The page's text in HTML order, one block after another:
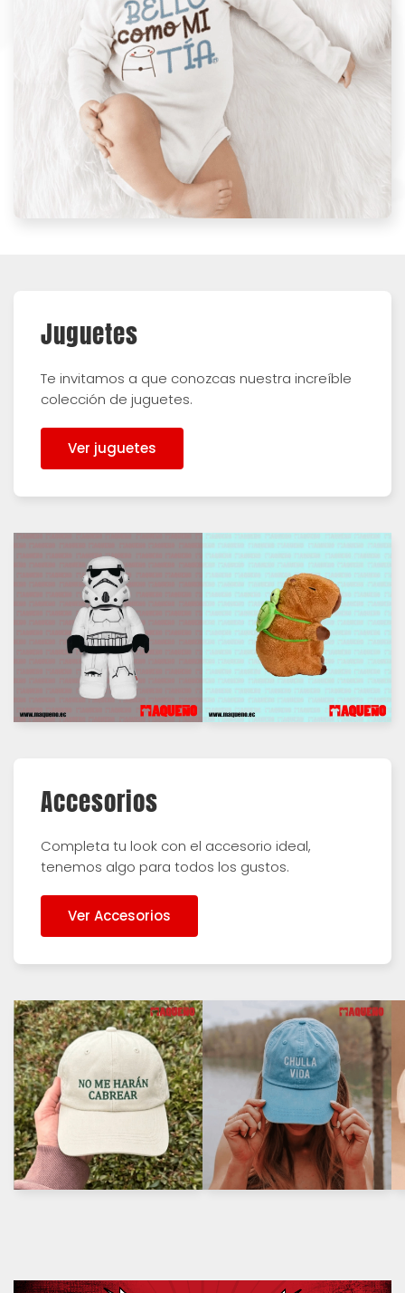
Juguetes
Te invitamos a que conozcas nuestra increíble
colección de juguetes.
Ver juguetes
Accesorios
Completa tu look con el accesorio ideal,
tenemos algo para todos los gustos.
Ver Accesorios